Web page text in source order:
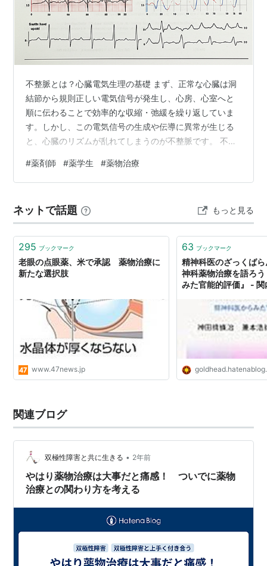
不整脈とは？心臓電気生理の基礎 まず、正常な心臓は洞
結節から規則正しい電気信号が発生し、心房、心室へと
順に伝わることで効率的な収縮・弛緩を繰り返していま
す。しかし、この電気信号の生成や伝導に異常が生じる
と、心臓のリズムが乱れてしまうのが不整脈です。 不整
ように大別されます。 頻脈性不整脈: 心拍数が異常に速
くなる不整脈（例：心房細動、心室頻拍など） 徐脈性不
群、房室ブロックなど） 期外収縮: 正常なリズムの合間
に起こる不規則な収縮（心房性期外収縮、心室性期外収
縮） 抗不整脈薬は、これらの不整脈…
#薬剤師 #薬学生 #薬物治療
ネットで話題 もっと見る
295 ブックマーク
老眼の点眼薬、米で承認 薬物治療に
新たな選択肢
www.47news.jp
63 ブックマーク
精神科医のざっくば
神科薬物治療を語ろ
みた官能的評価』 -
関連ブログ
双極性障害と共に生きる • 2年前
やはり薬物治療は大事だと痛感！ ついでに薬物
治療との関わり方を考える